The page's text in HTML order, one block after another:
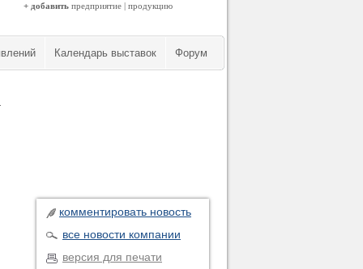
+ добавить предприятие | продукцию
Календарь выставок Форум
комментировать новость
все новости компании
версия для печати